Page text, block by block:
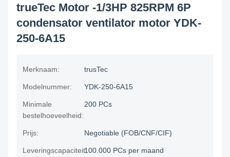
trueTec Motor -1/3HP 825RPM 6P
condensator ventilator motor YDK-
250-6A15
Merknaam: trusTec
Modelnummer: YDK-250-6A15
Minimale
bestelhoeveelheid:
200 PCs
Prijs: Negotiable (FOB/CNF/CIF)
Leveringscapaciteit:100.000 PCs per maand